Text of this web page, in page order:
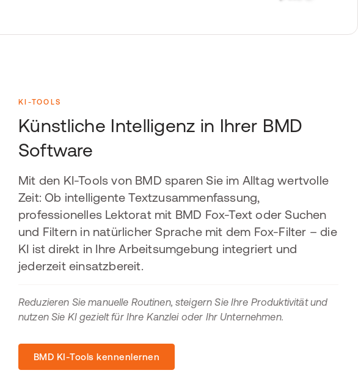
KI-TOOLS
Künstliche Intelligenz in Ihrer BMD
Software
Mit den KI-Tools von BMD sparen Sie im Alltag wertvolle
Zeit: Ob intelligente Textzusammenfassung,
professionelles Lektorat mit BMD Fox-Text oder Suchen
und Filtern in natürlicher Sprache mit dem Fox-Filter – die
KI ist direkt in Ihre Arbeitsumgebung integriert und
jederzeit einsatzbereit.
Reduzieren Sie manuelle Routinen, steigern Sie Ihre Produktivität und
nutzen Sie KI gezielt für Ihre Kanzlei oder Ihr Unternehmen.
BMD KI-Tools kennenlernen